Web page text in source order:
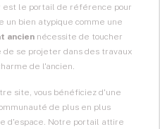
est le portail de référence pour
un bien atypique comme une
ancien nécessite de toucher
se projeter dans des travaux
de l'ancien.
site, vous bénéficiez d'une
de plus en plus
d'espace. Notre portail attire